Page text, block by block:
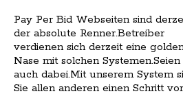
Pay Per Bid Webseiten sind
der absolute Renner.Betreiber
verdienen sich derzeit eine
Nase mit solchen Systemen.Seien
auch dabei.Mit unserem System
Sie allen anderen einen Schritt